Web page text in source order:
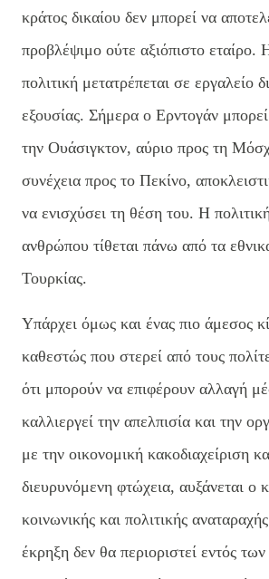
κράτος δικαίου δεν μπορεί να
προβλέψιμο ούτε αξιόπιστο εταίρο.
πολιτική μετατρέπεται σε εργαλείο
εξουσίας. Σήμερα ο Ερντογάν
την Ουάσιγκτον, αύριο προς τη
συνέχεια προς το Πεκίνο,
να ενισχύσει τη θέση του. Η
ανθρώπου τίθεται πάνω από τα
Τουρκίας.
Υπάρχει όμως και ένας πιο άμεσος
καθεστώς που στερεί από τους
ότι μπορούν να επιφέρουν αλλαγή
καλλιεργεί την απελπισία και την
με την οικονομική κακοδιαχείριση
διευρυνόμενη φτώχεια, αυξάνεται ο
κοινωνικής και πολιτικής
έκρηξη δεν θα περιοριστεί εντός